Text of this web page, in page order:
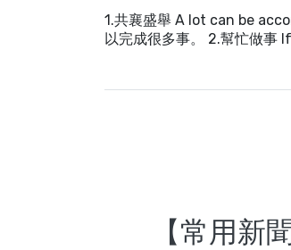
1.共襄盛舉 A lot can be
以完成很多事。 2.幫忙做
【常用新